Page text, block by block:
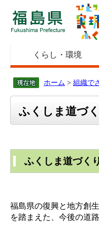
福島県
くらし・環境
ホーム > 組織で
ふくしま道づ
ふくしま道づく
福島県の復興と地方創
を踏まえた、今後の道